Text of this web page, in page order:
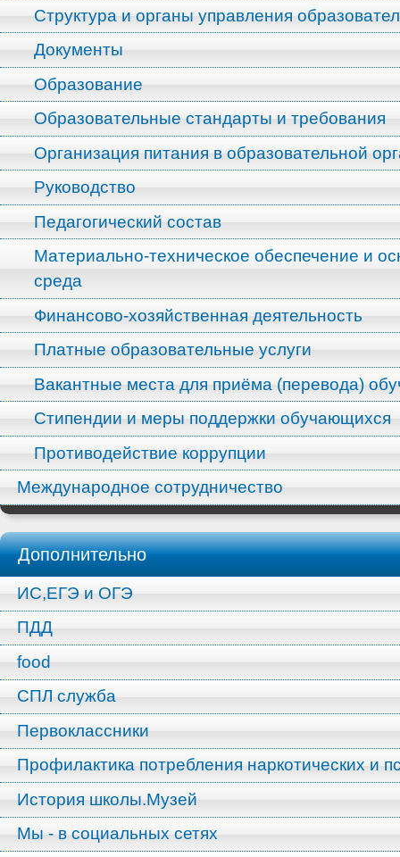
Структура и органы управления
Документы
Образование
Образовательные стандарты и требования
Организация питания в образовательной
Руководство
Педагогический состав
Материально-техническое обеспечение и
среда
Финансово-хозяйственная деятельность
Платные образовательные услуги
Вакантные места для приёма (перевода)
Стипендии и меры поддержки обучающихся
Противодействие коррупции
Международное сотрудничество
Дополнительно
ИС,ЕГЭ и ОГЭ
ПДД
food
СПЛ служба
Первоклассники
Профилактика потребления наркотических и
История школы.Музей
Мы - в социальных сетях